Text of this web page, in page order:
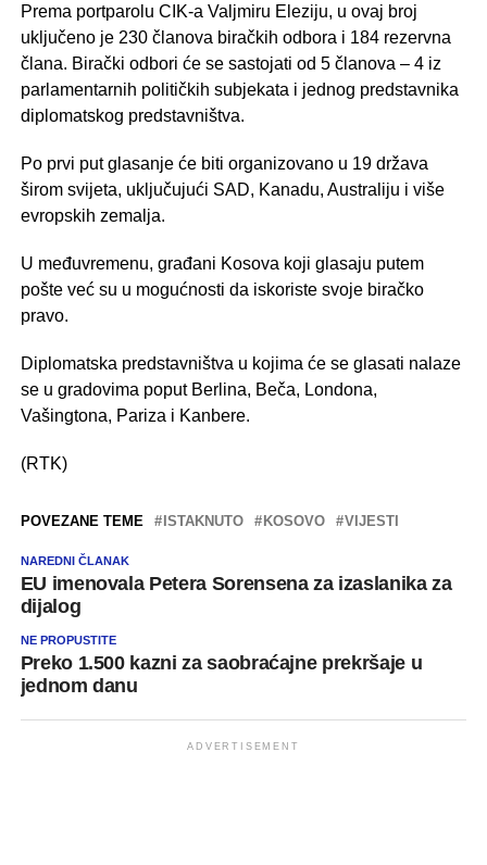
Prema portparolu CIK-a Valjmiru Eleziju, u ovaj broj
uključeno je 230 članova biračkih odbora i 184 rezervna
člana. Birački odbori će se sastojati od 5 članova – 4 iz
parlamentarnih političkih subjekata i jednog predstavnika
diplomatskog predstavništva.
Po prvi put glasanje će biti organizovano u 19 država
širom svijeta, uključujući SAD, Kanadu, Australiju i više
evropskih zemalja.
U međuvremenu, građani Kosova koji glasaju putem
pošte već su u mogućnosti da iskoriste svoje biračko
pravo.
Diplomatska predstavništva u kojima će se glasati nalaze
se u gradovima poput Berlina, Beča, Londona,
Vašingtona, Pariza i Kanbere.
(RTK)
POVEZANE TEME ISTAKNUTO KOSOVO VIJESTI
NAREDNI ČLANAK
EU imenovala Petera Sorensena za izaslanika za
dijalog
NE PROPUSTITE
Preko 1.500 kazni za saobraćajne prekršaje u
jednom danu
ADVERTISEMENT